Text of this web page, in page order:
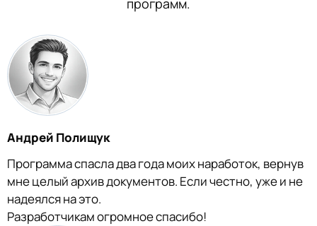
программ.
Андрей Полищук
Программа спасла два года моих наработок, вернув
мне целый архив документов. Если честно, уже и не
надеялся на это.
Разработчикам огромное спасибо!